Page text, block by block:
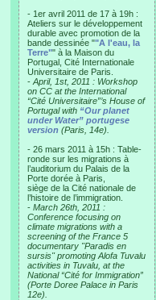
- 1er avril 2011 de 17 à 19h :
Ateliers sur le développement
durable avec promotion de la
bande dessinée ""A l'eau, la
Terre"" à la Maison du
Portugal, Cité Internationale
Universitaire de Paris.
- April, 1st, 2011 : Workshop
on CC at the International
“Cité Universitaire”’s House of
Portugal with “Our planet
under Water” portugese
version (Paris, 14e).
- 26 mars 2011 à 15h : Table-
ronde sur les migrations à
l’auditorium du Palais de la
Porte dorée à Paris,
siège de la Cité nationale de
l’histoire de l’immigration.
- March 26th, 2011 :
Conference focusing on
climate migrations with a
screening of the France 5
documentary "Paradis en
sursis" promoting Alofa Tuvalu
activities in Tuvalu, at the
National “Cité for Immigration”
(Porte Doree Palace in Paris
12e).